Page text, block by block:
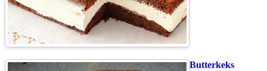
Butterkeks